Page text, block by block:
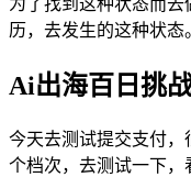
为了找到这种状态而
历，去发生的这种状态
Ai出海百日挑
今天去测试提交支付
个档次，去测试一下，